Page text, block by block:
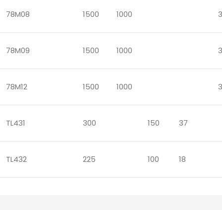
78M08 1500 1000
78M09 1500 1000
78M12 1500 1000
TL431 300 150 37
TL432 225 100 18